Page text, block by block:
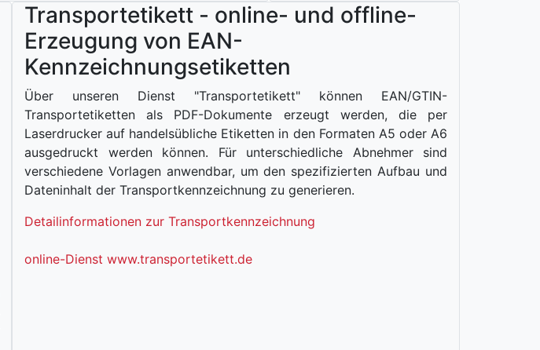
Transportetikett - online- und offline-
Erzeugung von EAN-
Kennzeichnungsetiketten
Über unseren Dienst "Transportetikett" können EAN/GTIN-
Transportetiketten als PDF-Dokumente erzeugt werden, die per
Laserdrucker auf handelsübliche Etiketten in den Formaten A5 oder A6
ausgedruckt werden können. Für unterschiedliche Abnehmer sind
verschiedene Vorlagen anwendbar, um den spezifizierten Aufbau und
Dateninhalt der Transportkennzeichnung zu generieren.
Detailinformationen zur Transportkennzeichnung
online-Dienst www.transportetikett.de